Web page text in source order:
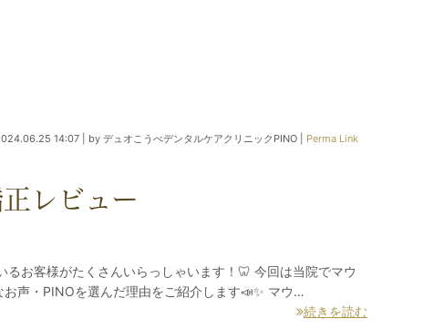
14:07| by デュオこうべデンタルケアクリニックPINO| Perma Link
レビュー
お客様がたくさんいらっしゃいます！🦷 今回は当院でマウ
声・PINOを選んだ理由をご紹介します📣✨ マウ…
続きを読む